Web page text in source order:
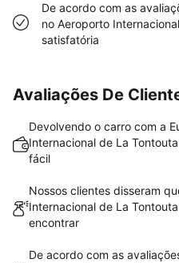
De acordo com as
no Aeroporto
satisfatória
Avaliações De
Devolvendo o carro com a
Internacional de La
fácil
Nossos clientes disseram
Internacional de La
encontrar
De acordo com as